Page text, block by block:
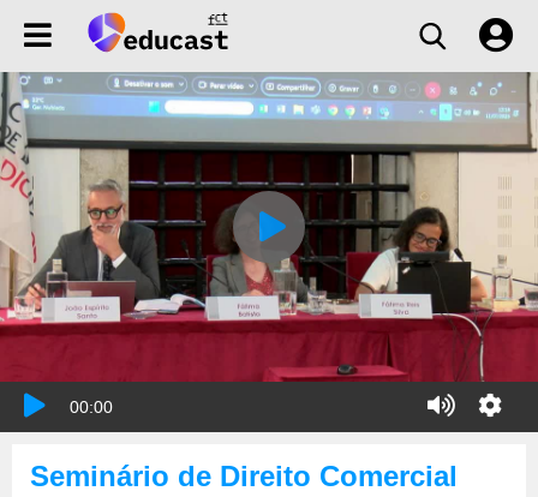
00:00
Seminário de Direito Comercial